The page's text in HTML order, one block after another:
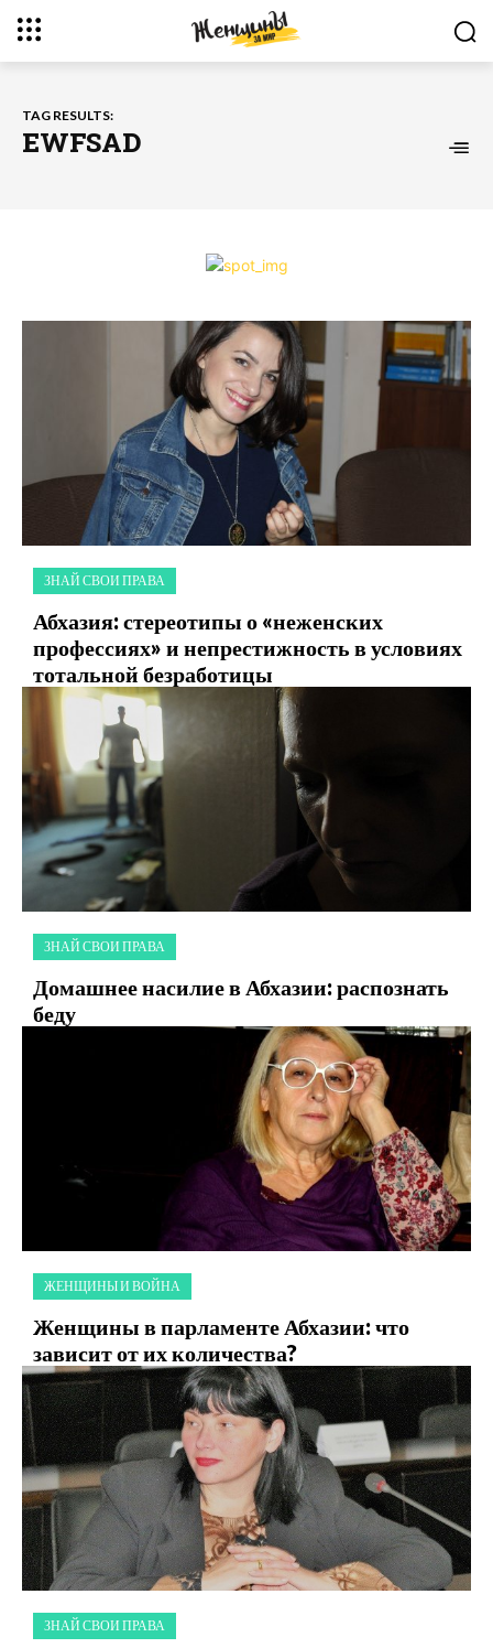
TAG RESULTS:
EWFSAD
ЗНАЙ СВОИ ПРАВА
Абхазия: стереотипы о «неженских
профессиях» и непрестижность в условиях
тотальной безработицы
ЗНАЙ СВОИ ПРАВА
Домашнее насилие в Абхазии: распознать
беду
ЖЕНЩИНЫ И ВОЙНА
Женщины в парламенте Абхазии: что
зависит от их количества?
ЗНАЙ СВОИ ПРАВА